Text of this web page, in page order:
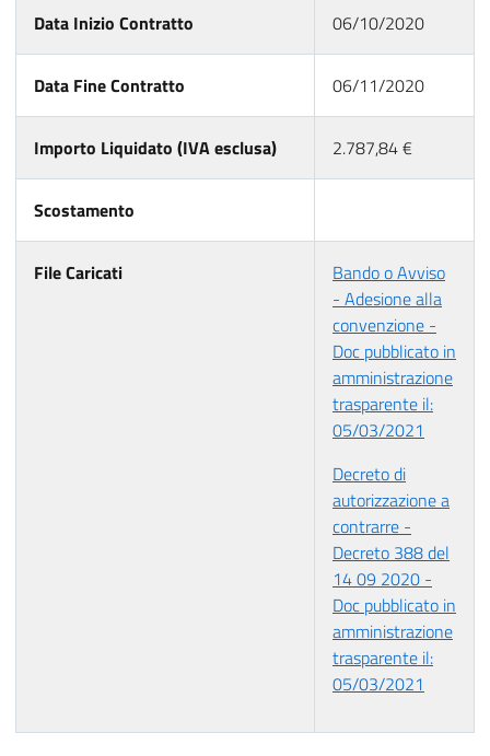
Data Inizio Contratto 06/10/2020
Data Fine Contratto 06/11/2020
Importo Liquidato (IVA esclusa) 2.787,84 €
Scostamento
File Caricati
Bando o Avviso
- Adesione alla
convenzione -
Doc pubblicato in
amministrazione
trasparente il:
05/03/2021
Decreto di
autorizzazione a
contrarre -
Decreto 388 del
14 09 2020 -
Doc pubblicato in
amministrazione
trasparente il:
05/03/2021